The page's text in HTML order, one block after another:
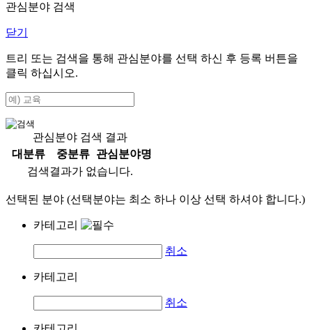
관심분야 검색
닫기
트리 또는 검색을 통해 관심분야를 선택 하신 후 등록 버튼을
클릭 하십시오.
관심분야 검색 결과
대분류
중분류
관심분야명
검색결과가 없습니다.
선택된 분야 (선택분야는 최소 하나 이상 선택 하셔야 합니다.)
카테고리
취소
카테고리
취소